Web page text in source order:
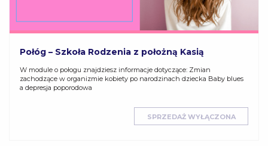
Połóg – Szkoła Rodzenia z położną Kasią
W module o połogu znajdziesz informacje dotyczące: Zmian
zachodzące w organizmie kobiety po narodzinach dziecka Baby blues
a depresja poporodowa
SPRZEDAŻ WYŁĄCZONA